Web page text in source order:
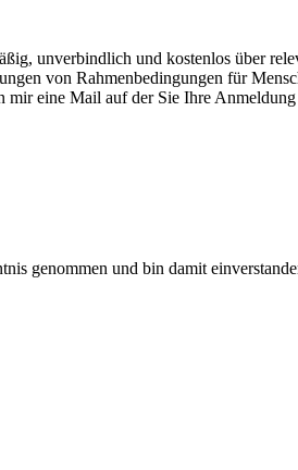
unverbindlich und kostenlos über
von Rahmenbedingungen für
eine Mail auf der Sie Ihre
genommen und bin damit